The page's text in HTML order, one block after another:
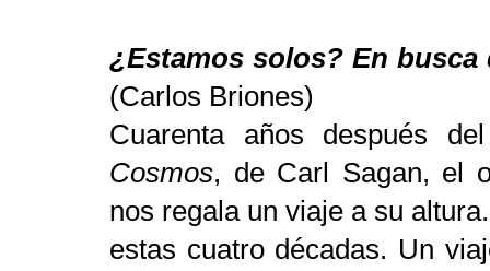
¿Estamos solos? En
(Carlos Briones)
Cuarenta años después
Cosmos, de Carl Sagan, el
nos regala un viaje a su
estas cuatro décadas. Un